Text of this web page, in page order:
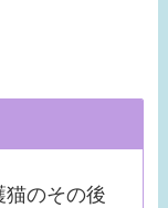
猫のその後